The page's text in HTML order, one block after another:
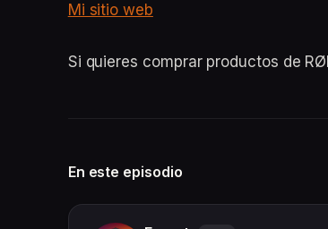
Mi sitio web
Si quieres comprar productos de
En este episodio